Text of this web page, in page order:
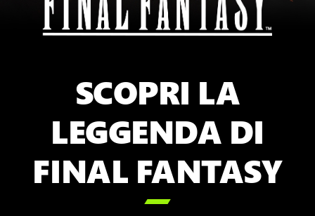
SCOPRI LA
LEGGENDA DI
FINAL FANTASY
